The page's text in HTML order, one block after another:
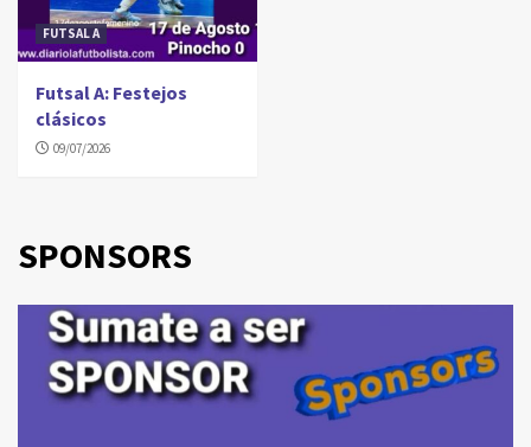
FUTSAL A
Futsal A: Festejos
clásicos
09/07/2026
SPONSORS